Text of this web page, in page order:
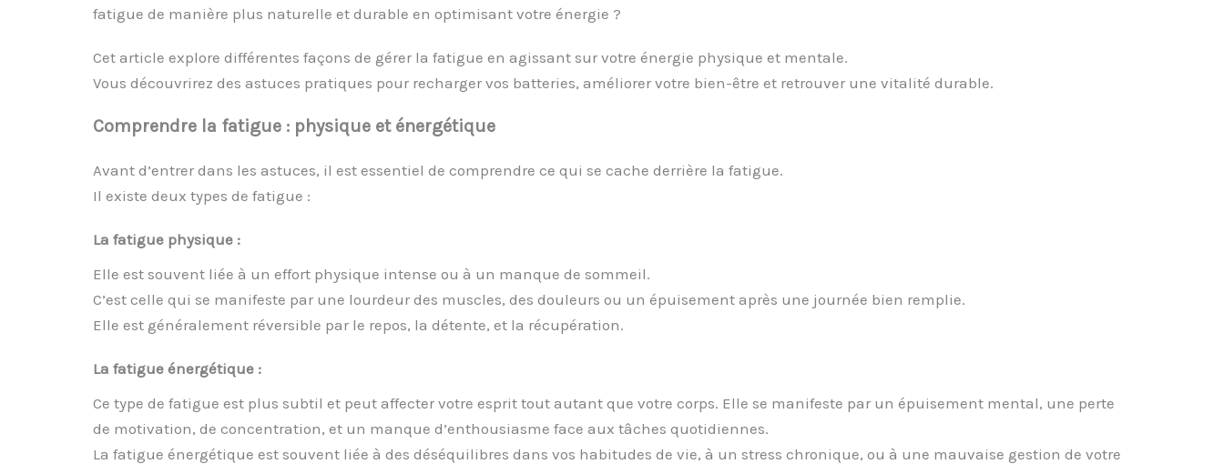
fatigue de manière plus naturelle et durable en optimisant votre énergie ?
Cet article explore différentes façons de gérer la fatigue en agissant sur votre énergie physique et mentale.
Vous découvrirez des astuces pratiques pour recharger vos batteries, améliorer votre bien-être et retrouver une vitalité durable.
Comprendre la fatigue : physique et énergétique
Avant d’entrer dans les astuces, il est essentiel de comprendre ce qui se cache derrière la fatigue.
Il existe deux types de fatigue :
La fatigue physique :
Elle est souvent liée à un effort physique intense ou à un manque de sommeil.
C’est celle qui se manifeste par une lourdeur des muscles, des douleurs ou un épuisement après une journée bien remplie.
Elle est généralement réversible par le repos, la détente, et la récupération.
La fatigue énergétique :
Ce type de fatigue est plus subtil et peut affecter votre esprit tout autant que votre corps. Elle se manifeste par un épuisement mental, une perte
de motivation, de concentration, et un manque d’enthousiasme face aux tâches quotidiennes.
La fatigue énergétique est souvent liée à des déséquilibres dans vos habitudes de vie, à un stress chronique, ou à une mauvaise gestion de votre